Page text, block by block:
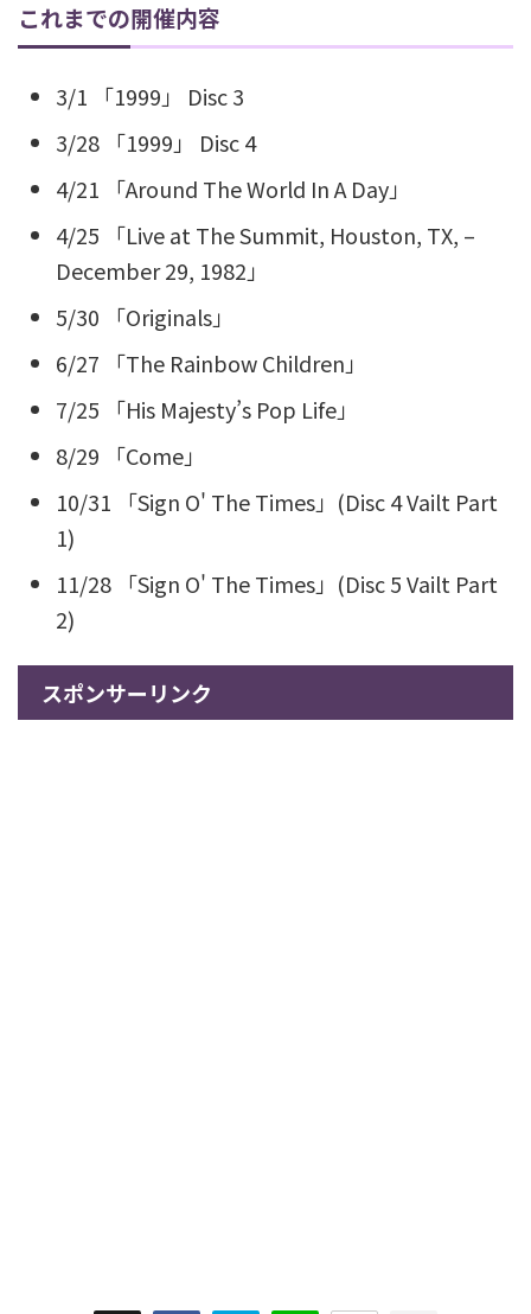
これまでの開催内容
3/1 「1999」 Disc 3
3/28 「1999」 Disc 4
4/21 「Around The World In A Day」
4/25 「Live at The Summit, Houston, TX, –
December 29, 1982」
5/30 「Originals」
6/27 「The Rainbow Children」
7/25 「His Majesty’s Pop Life」
8/29 「Come」
10/31 「Sign O' The Times」(Disc 4 Vailt Part
1)
11/28 「Sign O' The Times」(Disc 5 Vailt Part
2)
スポンサーリンク